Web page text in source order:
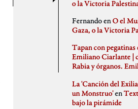
Delincuentes
Difusión
Idioteces
diciembre 2020
noviembre 2020
octubre 2020
septiembre 2020
agosto 2020
julio 2020
junio 2020
mayo 2020
abril 2020
marzo 2020
febrero 2020
Julian Vidal
monica
Noaz
Pablo
PSJM
Queen of the Bongo
Ruben Santiago
Santi Ochoa
Seccion Madrid
tipo gris
o la Victoria
FernandoenO el
Gaza, o la Victoria
Tapan con pegatinas
Emiliano Ciarlante |
Rabia y órganos.
La 'Canción del
un Monstruo'en
bajo la pirámide